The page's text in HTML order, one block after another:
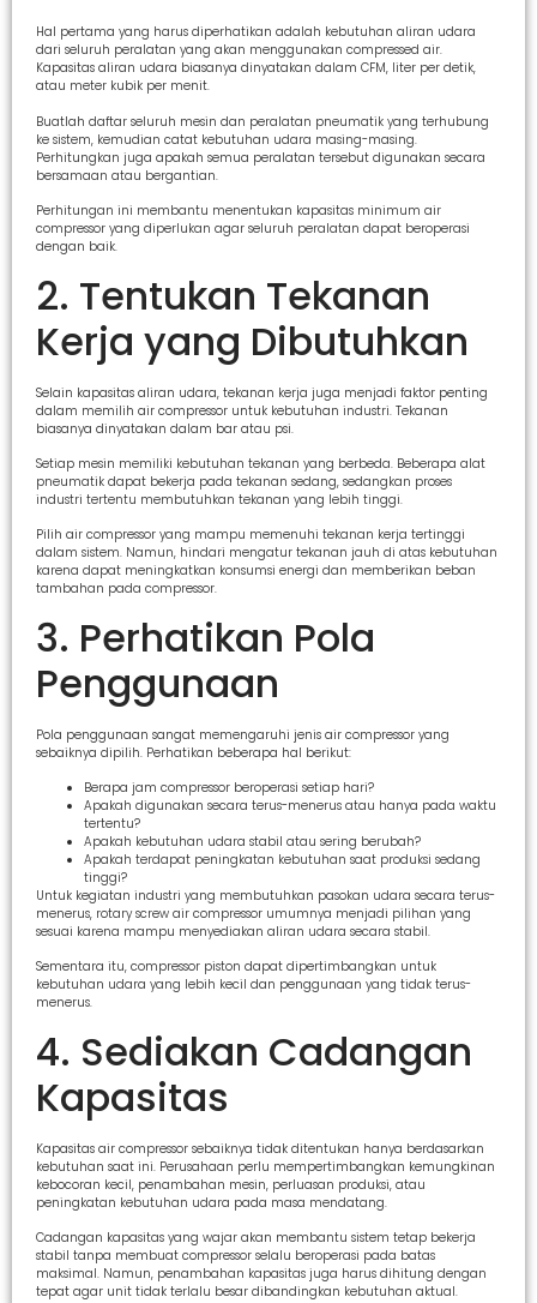
Hal pertama yang harus diperhatikan adalah kebutuhan aliran udara
dari seluruh peralatan yang akan menggunakan compressed air.
Kapasitas aliran udara biasanya dinyatakan dalam CFM, liter per detik,
atau meter kubik per menit.
Buatlah daftar seluruh mesin dan peralatan pneumatik yang terhubung
ke sistem, kemudian catat kebutuhan udara masing-masing.
Perhitungkan juga apakah semua peralatan tersebut digunakan secara
bersamaan atau bergantian.
Perhitungan ini membantu menentukan kapasitas minimum air
compressor yang diperlukan agar seluruh peralatan dapat beroperasi
dengan baik.
2. Tentukan Tekanan
Kerja yang Dibutuhkan
Selain kapasitas aliran udara, tekanan kerja juga menjadi faktor penting
dalam memilih air compressor untuk kebutuhan industri. Tekanan
biasanya dinyatakan dalam bar atau psi.
Setiap mesin memiliki kebutuhan tekanan yang berbeda. Beberapa alat
pneumatik dapat bekerja pada tekanan sedang, sedangkan proses
industri tertentu membutuhkan tekanan yang lebih tinggi.
Pilih air compressor yang mampu memenuhi tekanan kerja tertinggi
dalam sistem. Namun, hindari mengatur tekanan jauh di atas kebutuhan
karena dapat meningkatkan konsumsi energi dan memberikan beban
tambahan pada compressor.
3. Perhatikan Pola
Penggunaan
Pola penggunaan sangat memengaruhi jenis air compressor yang
sebaiknya dipilih. Perhatikan beberapa hal berikut:
Berapa jam compressor beroperasi setiap hari?
Apakah digunakan secara terus-menerus atau hanya pada waktu
tertentu?
Apakah kebutuhan udara stabil atau sering berubah?
Apakah terdapat peningkatan kebutuhan saat produksi sedang
tinggi?
Untuk kegiatan industri yang membutuhkan pasokan udara secara terus-
menerus, rotary screw air compressor umumnya menjadi pilihan yang
sesuai karena mampu menyediakan aliran udara secara stabil.
Sementara itu, compressor piston dapat dipertimbangkan untuk
kebutuhan udara yang lebih kecil dan penggunaan yang tidak terus-
menerus.
4. Sediakan Cadangan
Kapasitas
Kapasitas air compressor sebaiknya tidak ditentukan hanya berdasarkan
kebutuhan saat ini. Perusahaan perlu mempertimbangkan kemungkinan
kebocoran kecil, penambahan mesin, perluasan produksi, atau
peningkatan kebutuhan udara pada masa mendatang.
Cadangan kapasitas yang wajar akan membantu sistem tetap bekerja
stabil tanpa membuat compressor selalu beroperasi pada batas
maksimal. Namun, penambahan kapasitas juga harus dihitung dengan
tepat agar unit tidak terlalu besar dibandingkan kebutuhan aktual.